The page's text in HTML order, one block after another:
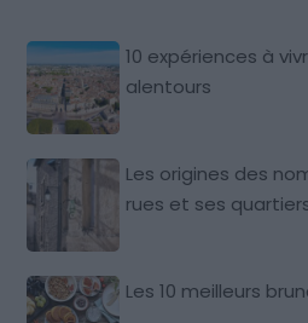
10 expériences à
alentours
Les origines des
rues et ses
Les 10 meilleurs